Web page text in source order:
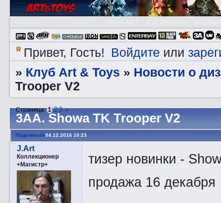
Привет, Гость! Войдите или
» Клуб Art & Toys » Новости о
Trooper V2
3АA. Showa TK Trooper V2
Страница:1 2 3 »
Поделиться04.12.2016 10:23
J.Art
Коллекционер
+Магистр+
тизер новинки -
продажа 16 декабря